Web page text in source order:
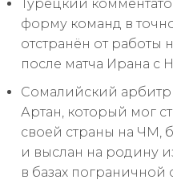
Турецкий
форму команд в
отстранён от
после матча Ирана с
Сомалийский
Артан, который мог
своей страны на ЧМ,
и выслан на родину
в базах пограничной